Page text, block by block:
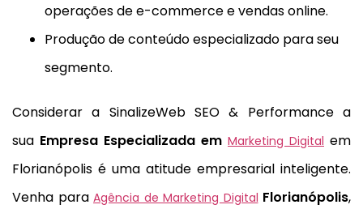
operações de e-commerce e vendas online.
Produção de conteúdo especializado para seu
segmento.
Considerar a SinalizeWeb SEO & Performance a
sua Empresa Especializada em Marketing Digital em
Florianópolis é uma atitude empresarial inteligente.
Venha para Agência de Marketing Digital Florianópolis,